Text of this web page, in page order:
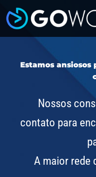
Estamos
Nossos
contato para
A maior rede